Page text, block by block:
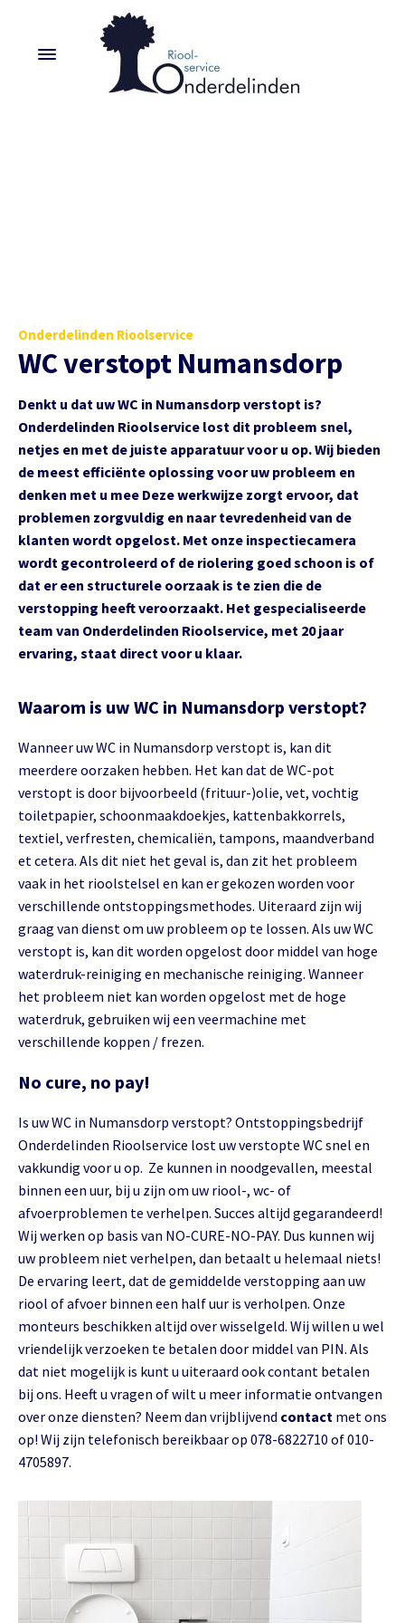
Onderdelinden Rioolservice
WC verstopt Numansdorp
Denkt u dat uw WC in Numansdorp verstopt is?
Onderdelinden Rioolservice lost dit probleem snel,
netjes en met de juiste apparatuur voor u op. Wij bieden
de meest efficiënte oplossing voor uw probleem en
denken met u mee Deze werkwijze zorgt ervoor, dat
problemen zorgvuldig en naar tevredenheid van de
klanten wordt opgelost. Met onze inspectiecamera
wordt gecontroleerd of de riolering goed schoon is of
dat er een structurele oorzaak is te zien die de
verstopping heeft veroorzaakt. Het gespecialiseerde
team van Onderdelinden Rioolservice, met 20 jaar
ervaring, staat direct voor u klaar.
Waarom is uw WC in Numansdorp verstopt?
Wanneer uw WC in Numansdorp verstopt is, kan dit
meerdere oorzaken hebben. Het kan dat de WC-pot
verstopt is door bijvoorbeeld (frituur-)olie, vet, vochtig
toiletpapier, schoonmaakdoekjes, kattenbakkorrels,
textiel, verfresten, chemicaliën, tampons, maandverband
et cetera. Als dit niet het geval is, dan zit het probleem
vaak in het rioolstelsel en kan er gekozen worden voor
verschillende ontstoppingsmethodes. Uiteraard zijn wij
graag van dienst om uw probleem op te lossen. Als uw WC
verstopt is, kan dit worden opgelost door middel van hoge
waterdruk-reiniging en mechanische reiniging. Wanneer
het probleem niet kan worden opgelost met de hoge
waterdruk, gebruiken wij een veermachine met
verschillende koppen / frezen.
No cure, no pay!
Is uw WC in Numansdorp verstopt? Ontstoppingsbedrijf
Onderdelinden Rioolservice lost uw verstopte WC snel en
vakkundig voor u op. Ze kunnen in noodgevallen, meestal
binnen een uur, bij u zijn om uw riool-, wc- of
afvoerproblemen te verhelpen. Succes altijd gegarandeerd!
Wij werken op basis van NO-CURE-NO-PAY. Dus kunnen wij
uw probleem niet verhelpen, dan betaalt u helemaal niets!
De ervaring leert, dat de gemiddelde verstopping aan uw
riool of afvoer binnen een half uur is verholpen. Onze
monteurs beschikken altijd over wisselgeld. Wij willen u wel
vriendelijk verzoeken te betalen door middel van PIN. Als
dat niet mogelijk is kunt u uiteraard ook contant betalen
bij ons. Heeft u vragen of wilt u meer informatie ontvangen
over onze diensten? Neem dan vrijblijvend contact met ons
op! Wij zijn telefonisch bereikbaar op 078-6822710 of 010-
4705897.